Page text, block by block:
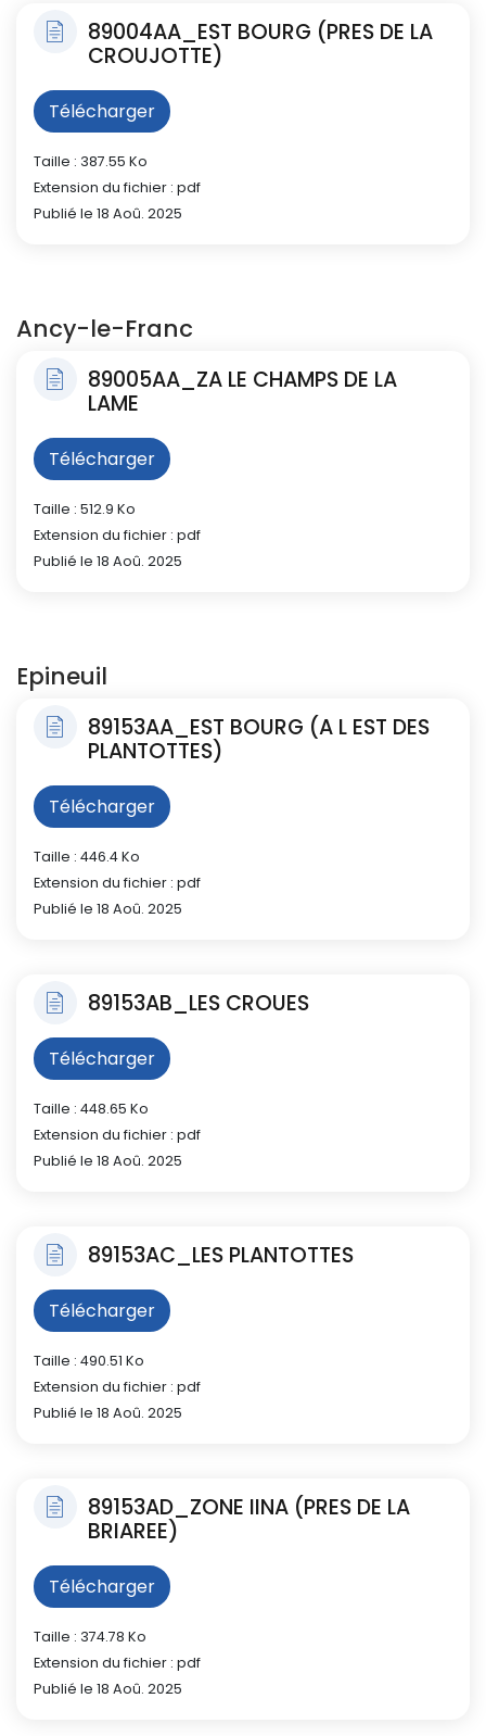
89004AA_EST BOURG (PRES DE LA
CROUJOTTE)
Télécharger
Taille : 387.55 Ko
Extension du fichier : pdf
Publié le 18 Aoû. 2025
Ancy-le-Franc
89005AA_ZA LE CHAMPS DE LA
LAME
Télécharger
Taille : 512.9 Ko
Extension du fichier : pdf
Publié le 18 Aoû. 2025
Epineuil
89153AA_EST BOURG (A L EST DES
PLANTOTTES)
Télécharger
Taille : 446.4 Ko
Extension du fichier : pdf
Publié le 18 Aoû. 2025
89153AB_LES CROUES
Télécharger
Taille : 448.65 Ko
Extension du fichier : pdf
Publié le 18 Aoû. 2025
89153AC_LES PLANTOTTES
Télécharger
Taille : 490.51 Ko
Extension du fichier : pdf
Publié le 18 Aoû. 2025
89153AD_ZONE IINA (PRES DE LA
BRIAREE)
Télécharger
Taille : 374.78 Ko
Extension du fichier : pdf
Publié le 18 Aoû. 2025